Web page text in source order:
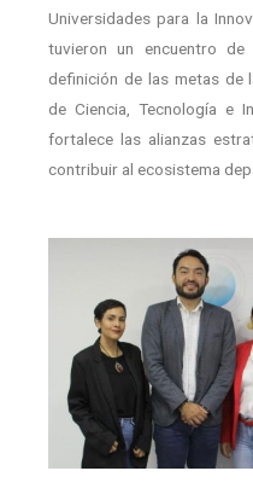
Universidades para la
tuvieron un encuentro
definición de las metas de
de Ciencia, Tecnología e
fortalece las alianzas
contribuir al ecosistema